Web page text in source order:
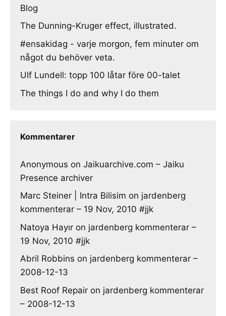
Blog
The Dunning-Kruger effect, illustrated.
#ensakidag - varje morgon, fem minuter om
något du behöver veta.
Ulf Lundell: topp 100 låtar före 00-talet
The things I do and why I do them
Kommentarer
Anonymous on Jaikuarchive.com – Jaiku
Presence archiver
Marc Steiner | Intra Bilisim on jardenberg
kommenterar – 19 Nov, 2010 #jjk
Natoya Hayır on jardenberg kommenterar –
19 Nov, 2010 #jjk
Abril Robbins on jardenberg kommenterar –
2008-12-13
Best Roof Repair on jardenberg kommenterar
– 2008-12-13